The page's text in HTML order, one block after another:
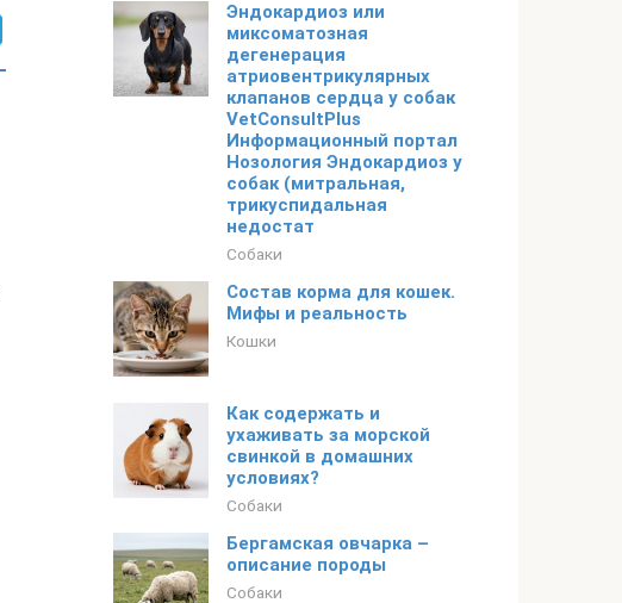
Эндокардиоз или
миксоматозная
дегенерация
атриовентрикулярных
клапанов сердца у собак
VetConsultPlus
Информационный портал
Нозология Эндокардиоз у
собак (митральная,
трикуспидальная
недостат
Собаки
Состав корма для кошек.
Мифы и реальность
Кошки
Как содержать и
ухаживать за морской
свинкой в домашних
условиях?
Собаки
Бергамская овчарка –
описание породы
Собаки